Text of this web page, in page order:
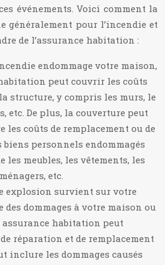
événements. Voici comment la
généralement pour l’incendie et
de l’assurance habitation :
endommage votre maison,
peut couvrir les coûts
structure, y compris les murs, le
etc. De plus, la couverture peut
les coûts de remplacement ou de
personnels endommagés
les meubles, les vêtements, les
etc.
explosion survient sur votre
des dommages à votre maison ou
assurance habitation peut
réparation et de remplacement
inclure les dommages causés